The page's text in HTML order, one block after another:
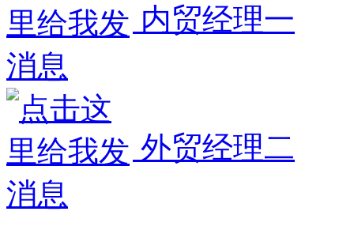
内贸经理一
外贸经理二